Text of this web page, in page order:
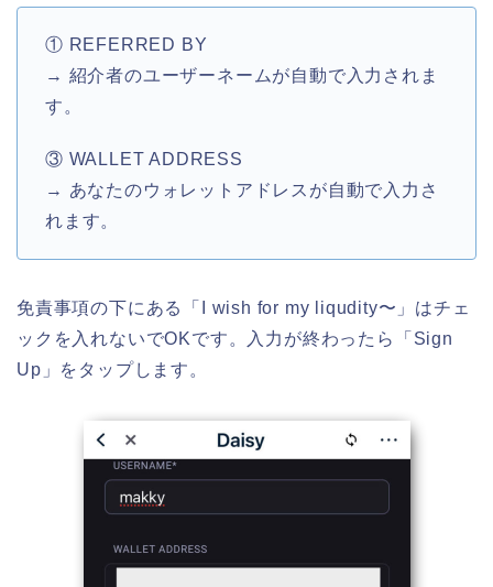
① REFERRED BY
→ 紹介者のユーザーネームが自動で入力されま
す。
③ WALLET ADDRESS
→ あなたのウォレットアドレスが自動で入力さ
れます。
免責事項の下にある「I wish for my liqudity〜」はチェ
ックを入れないでOKです。入力が終わったら「Sign
Up」をタップします。